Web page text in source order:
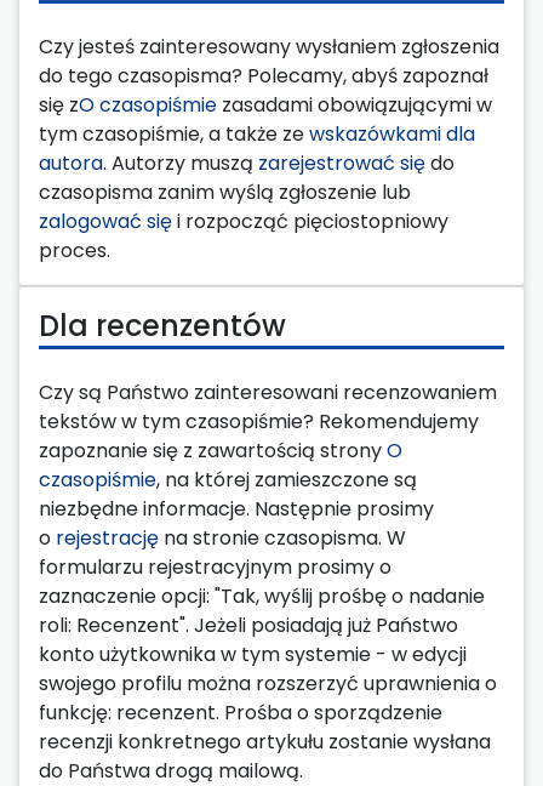
Czy jesteś zainteresowany wysłaniem zgłoszenia
do tego czasopisma? Polecamy, abyś zapoznał
się zO czasopiśmie zasadami obowiązującymi w
tym czasopiśmie, a także zewskazówkami dla
autora. Autorzy muszą zarejestrować siędo
czasopisma zanim wyślą zgłoszenie lub
zalogować sięi rozpocząć pięciostopniowy
proces.
Dla recenzentów
Czy są Państwo zainteresowani recenzowaniem
tekstów w tym czasopiśmie? Rekomendujemy
zapoznanie się z zawartością stronyO
czasopiśmie, na której zamieszczone są
niezbędne informacje. Następnie prosimy
o rejestrację na stronie czasopisma. W
formularzu rejestracyjnym prosimy o
zaznaczenie opcji: "Tak, wyślij prośbę o nadanie
roli: Recenzent". Jeżeli posiadają już Państwo
konto użytkownika w tym systemie - w edycji
swojego profilu można rozszerzyć uprawnienia o
funkcję: recenzent. Prośba o sporządzenie
recenzji konkretnego artykułu zostanie wysłana
do Państwa drogą mailową.